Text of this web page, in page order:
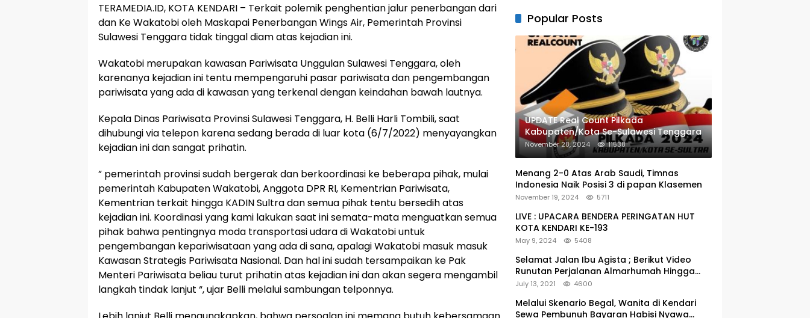
TERAMEDIA.ID, KOTA KENDARI – Terkait polemik penghentian jalur penerbangan dari
dan Ke Wakatobi oleh Maskapai Penerbangan Wings Air, Pemerintah Provinsi
Sulawesi Tenggara tidak tinggal diam atas kejadian ini.
Wakatobi merupakan kawasan Pariwisata Unggulan Sulawesi Tenggara, oleh
karenanya kejadian ini tentu mempengaruhi pasar pariwisata dan pengembangan
pariwisata yang ada di kawasan yang terkenal dengan keindahan bawah lautnya.
Kepala Dinas Pariwisata Provinsi Sulawesi Tenggara, H. Belli Harli Tombili, saat
dihubungi via telepon karena sedang berada di luar kota (6/7/2022) menyayangkan
kejadian ini dan sangat prihatin.
” pemerintah provinsi sudah bergerak dan berkoordinasi ke beberapa pihak, mulai
pemerintah Kabupaten Wakatobi, Anggota DPR RI, Kementrian Pariwisata,
Kementrian terkait hingga KADIN Sultra dan semua pihak tentu bersedih atas
kejadian ini. Koordinasi yang kami lakukan saat ini semata-mata menguatkan semua
pihak bahwa pentingnya moda transportasi udara di Wakatobi untuk
pengembangan kepariwisataan yang ada di sana, apalagi Wakatobi masuk masuk
Kawasan Strategis Pariwisata Nasional. Dan hal ini sudah tersampaikan ke Pak
Menteri Pariwisata beliau turut prihatin atas kejadian ini dan akan segera mengambil
langkah tindak lanjut “, ujar Belli melalui sambungan telponnya.
Popular Posts
UPDATE Real Count Pilkada
Kabupaten/Kota Se-Sulawesi Tenggara
November 28, 2024 11538
Menang 2-0 Atas Arab Saudi, Timnas
Indonesia Naik Posisi 3 di papan Klasemen
November 19, 2024 5711
LIVE : UPACARA BENDERA PERINGATAN HUT
KOTA KENDARI KE-193
May 9, 2024 5408
Selamat Jalan Ibu Agista ; Berikut Video
Runutan Perjalanan Almarhumah Hingga
Menuju Peristirahatan Terakhir
July 13, 2021 4600
Melalui Skenario Begal, Wanita di Kendari
Sewa Pembunuh Bayaran Habisi Nyawa